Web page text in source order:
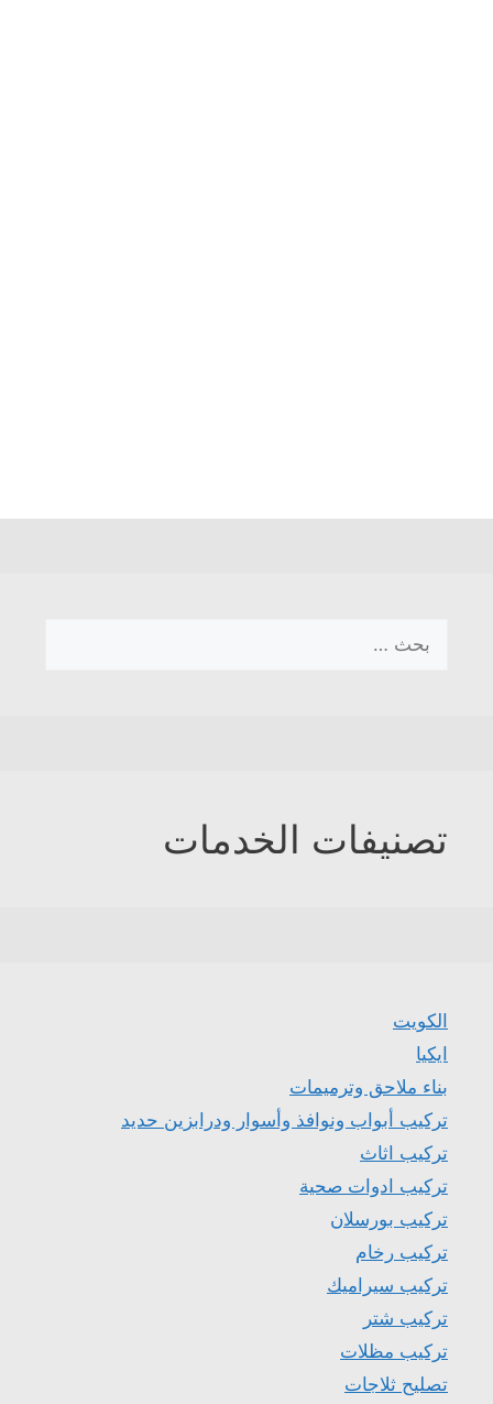
عن:
تصنيفات الخدمات
الكويت
ايكيا
بناء ملاحق وترميمات
تركيب أبواب ونوافذ وأسوار ودرابزين حديد
تركيب اثاث
تركيب ادوات صحية
تركيب بورسلان
تركيب رخام
تركيب سيراميك
تركيب شتر
تركيب مظلات
تصليح ثلاجات